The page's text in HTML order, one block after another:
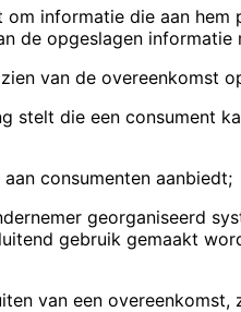
informatie die aan hem
de opgeslagen informatie
van de overeenkomst
stelt die een consument
consumenten aanbiedt;
georganiseerd
gebruik gemaakt
van een overeenkomst,